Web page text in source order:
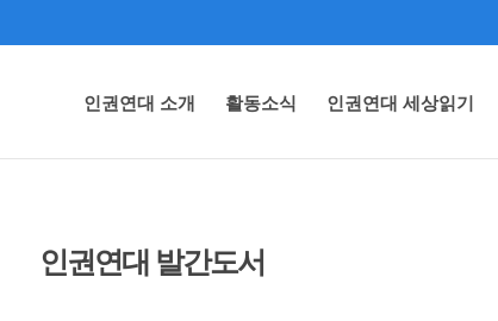
인권연대 소개 활동소식 인권연대 세상읽기
인권연대 발간도서